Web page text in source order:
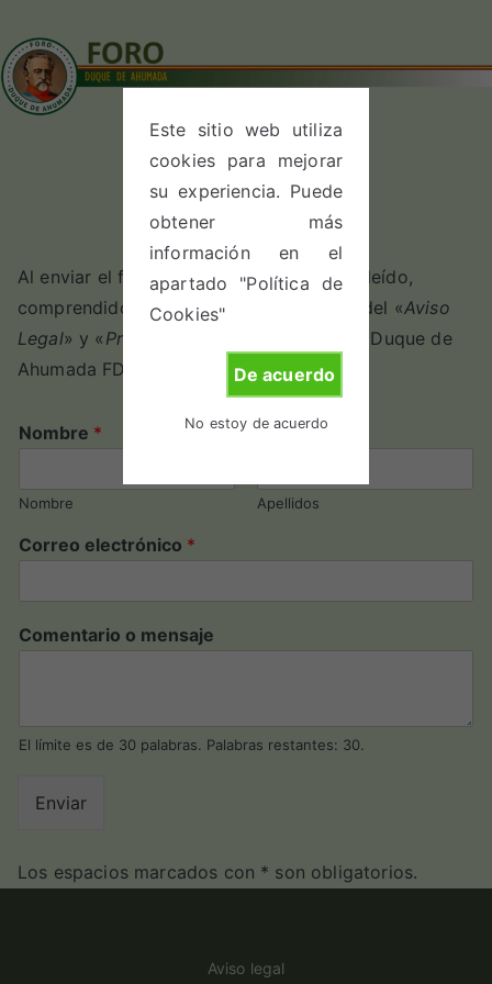
Este sitio web utiliza
cookies para mejorar
su experiencia. Puede
obtener más
información en el
apartado "Política de
Cookies"
De acuerdo
No estoy de acuerdo
al
contenido
Foro Duque
de
Ahumada
En este sitio encontrarás
información sobre el Foro
Duque de Ahumada y
nuestras actividades
Al enviar el formulario significará que ha leído,
comprendido y que acepta los términos del «Aviso
Legal» y « Protección de Datos
» del Foro Duque de
Ahumada FDA.
Nombre *
Nombre Apellidos
Correo electrónico *
Comentario o mensaje
El límite es de 30 palabras. Palabras restantes: 30.
Enviar
Los espacios marcados con * son obligatorios.
Aviso legal